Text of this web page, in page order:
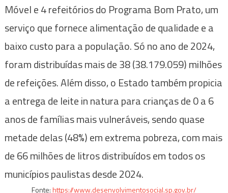
Móvel e 4 refeitórios do Programa Bom Prato, um
serviço que fornece alimentação de qualidade e a
baixo custo para a população. Só no ano de 2024,
foram distribuídas mais de 38 (38.179.059) milhões
de refeições. Além disso, o Estado também propicia
a entrega de leite in natura para crianças de 0 a 6
anos de famílias mais vulneráveis, sendo quase
metade delas (48%) em extrema pobreza, com mais
de 66 milhões de litros distribuídos em todos os
municípios paulistas desde 2024.
Fonte:https://www.desenvolvimentosocial.sp.gov.br/